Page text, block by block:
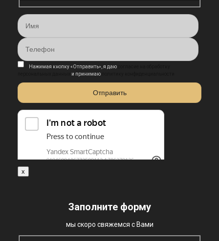
Нажимая кнопку «Отправить», я даю
и принимаю
x
Заполните форму
мы скоро свяжемся с Вами